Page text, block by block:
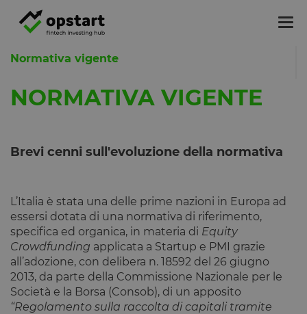
Normativa vigente
NORMATIVA VIGENTE
Brevi cenni sull'evoluzione della normativa
L’Italia è stata una delle prime nazioni in Europa ad
essersi dotata di una normativa di riferimento,
specifica ed organica, in materia di Equity
Crowdfunding applicata a Startup e PMI grazie
all’adozione, con delibera n. 18592 del 26 giugno
2013, da parte della Commissione Nazionale per le
Società e la Borsa (Consob), di un apposito
“Regolamento sulla raccolta di capitali tramite